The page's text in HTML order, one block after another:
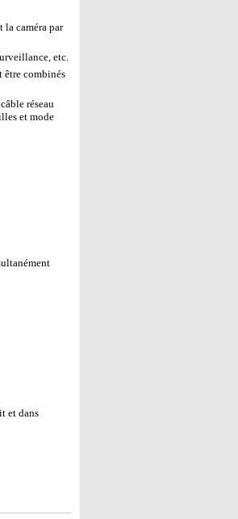
la caméra par
etc.
être combinés
réseau
et mode
et dans